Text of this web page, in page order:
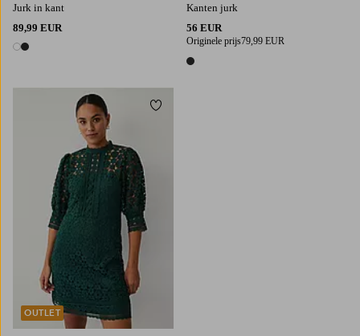
Jurk in kant
89,99 EUR
2 kleuren
Kanten jurk
56 EUR
Originele prijs79,99 EUR
1 kleur
OUTLET
Toevoegen aan favorieten